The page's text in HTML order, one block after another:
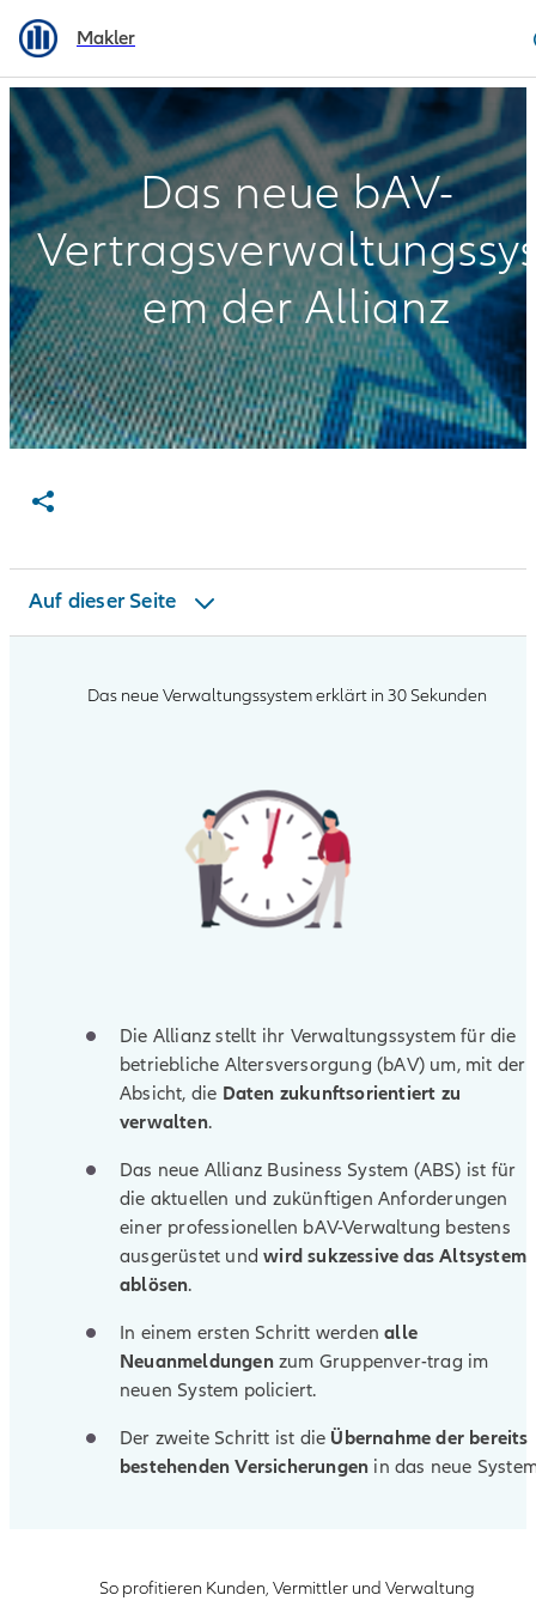
Makler
Das neue bAV-
em der Allianz
Auf dieser Seite
Überblick
Vorteile
Prozess
Neugeschäftsumsteuer
ung Arbeitgeber
Unterlagen & mehr
Das neue Verwaltungssystem erklärt in 30 Sekunden
Die Allianz stellt ihr Verwaltungssystem für die
betriebliche Altersversorgung (bAV) um, mit der
Absicht, die Daten zukunftsorientiert zu
verwalten.
Das neue Allianz Business System (ABS) ist für
die aktuellen und zukünftigen Anforderungen
einer professionellen bAV-Verwaltung bestens
ausgerüstet und wird sukzessive das Altsystem
ablösen.
In einem ersten Schritt werden alle
Neuanmeldungenzum Gruppenver-trag im
neuen System policiert.
Der zweite Schritt ist die Übernahme der bereits
bestehenden Versicherungen in das neue
So profitieren Kunden, Vermittler und Verwaltung